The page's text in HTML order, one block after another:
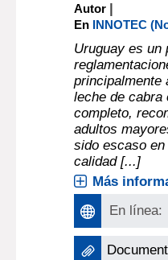
Autor |
En INNOTEC
Uruguay es un
principalmente
leche de cabra
completo,
adultos
sido escaso
calidad [...]
Más
En línea: